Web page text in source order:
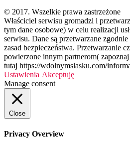
© 2017. Wszelkie prawa zastrzeżone
Właściciel serwisu gromadzi i
tym dane osobowe) w celu realizacji
serwisu. Dane są przetwarzane
zasad bezpieczeństwa. Przetwarzanie
powierzone innym partnerom(
tutaj https://wdolnymslasku.com/
Ustawienia Akceptuję
Manage consent
Close
Privacy Overview